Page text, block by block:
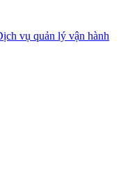
vụ quản lý vận hành